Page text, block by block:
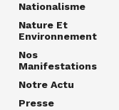
Nationalisme
Nature Et
Environnement
Nos
Manifestations
Notre Actu
Presse